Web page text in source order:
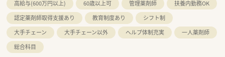
高給与(600万円以上)
60歳以上可 管理薬剤師
扶養内勤務OK
認定薬剤師取得支援あり
教育制度あり
シフト制
大手チェーン
大手チェーン以外 ヘルプ体制充実
一人薬剤師
総合科目